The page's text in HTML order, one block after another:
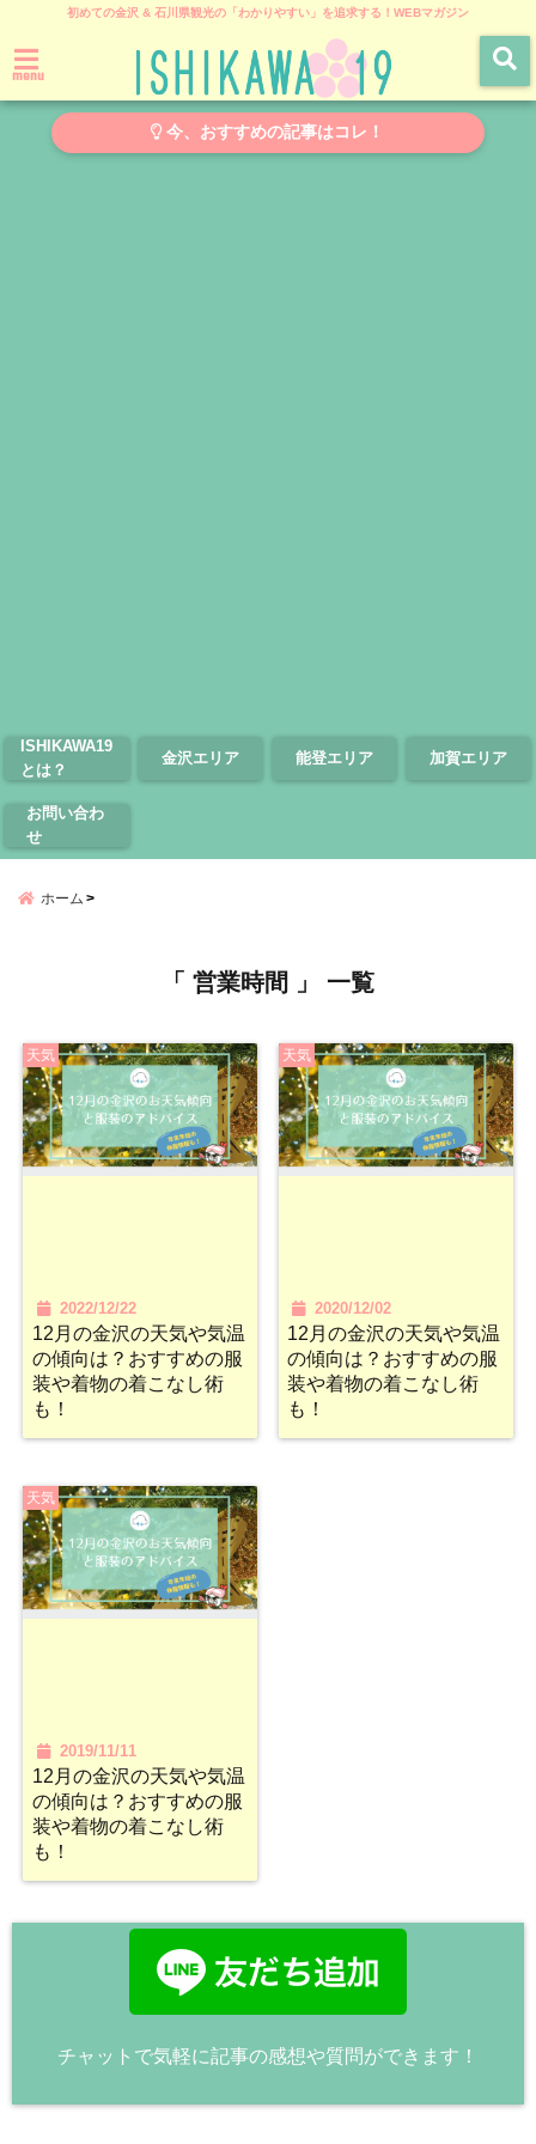
初めての金沢 & 石川県観光の「わかりやすい」を追求する！WEBマガジン
menu
今、おすすめの記事はコレ！
ISHIKAWA19
とは？
金沢エリア 能登エリア 加賀エリア
お問い合わ
せ
ホーム
「 営業時間 」 一覧
天気
2022/12/22
12月の金沢の天気や気温
の傾向は？おすすめの服
装や着物の着こなし術
も！
天気
2020/12/02
12月の金沢の天気や気温
の傾向は？おすすめの服
装や着物の着こなし術
も！
天気
2019/11/11
12月の金沢の天気や気温
の傾向は？おすすめの服
装や着物の着こなし術
も！
チャットで気軽に記事の感想や質問ができます！